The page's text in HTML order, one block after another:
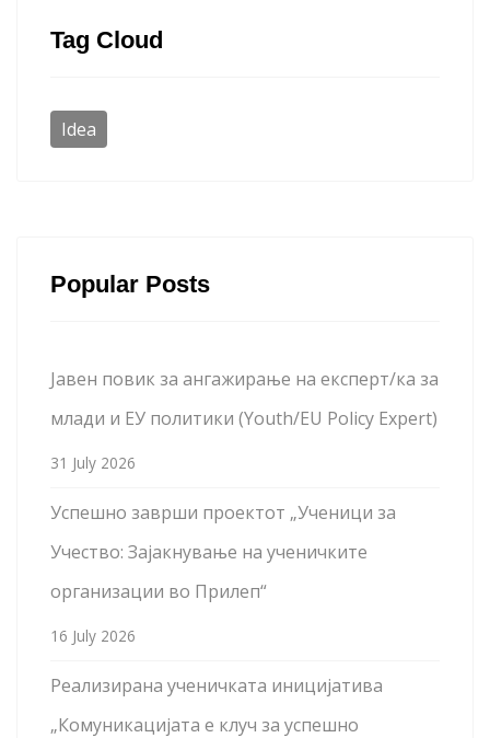
Tag Cloud
Idea
Popular Posts
Јавен повик за ангажирање на експерт/ка за
млади и ЕУ политики (Youth/EU Policy Expert)
31 July 2026
Успешно заврши проектот „Ученици за
Учество: Зајакнување на ученичките
организации во Прилеп“
16 July 2026
Реализирана ученичката иницијатива
„Комуникацијата е клуч за успешно